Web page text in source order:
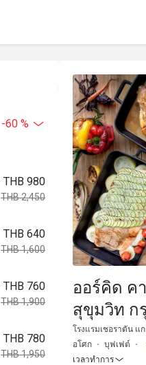
-60 %
THB 980
THB 2,450
THB 640
THB 1,600
THB 760
THB 1,900
THB 780
THB 1,950
ออร์คิด ค
สุขุมวิท ก
Grande
โรงแรมเชอราตัน แ
อโศก
บุฟเฟต์
เวลาทำการ